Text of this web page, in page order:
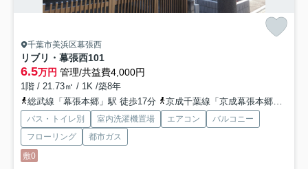
千葉市美浜区幕張西
リブリ・幕張西101
6.5万円 管理/共益費4,000円
1階 / 21.73㎡ / 1K /築8年
総武線「幕張本郷」駅 徒歩17分
京成千葉線「京成幕張本郷」駅 徒歩17分
バス・トイレ別 室内洗濯機置場 エアコン
バルコニー
フローリング
都市ガス
敷0